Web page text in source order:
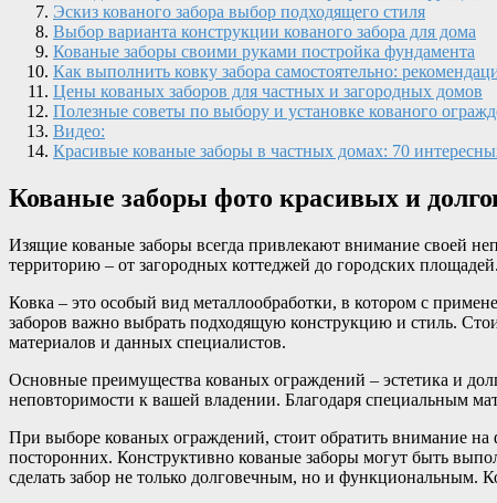
Эскиз кованого забора выбор подходящего стиля
Выбор варианта конструкции кованого забора для дома
Кованые заборы своими руками постройка фундамента
Как выполнить ковку забора самостоятельно:
Цены кованых заборов для частных и загородных домов
Полезные советы по выбору и установке кованого
Видео:
Красивые кованые заборы в частных домах: 70
Кованые заборы фото красивых и
Изящие кованые заборы всегда привлекают внимание своей
территорию – от загородных коттеджей до городских
Ковка – это особый вид металлообработки, в котором с
заборов важно выбрать подходящую конструкцию и стиль.
материалов и данных специалистов.
Основные преимущества кованых ограждений – эстетика и
неповторимости к вашей владении. Благодаря специальным
При выборе кованых ограждений, стоит обратить внимание
посторонних. Конструктивно кованые заборы могут быть
сделать забор не только долговечным, но и функциональным.